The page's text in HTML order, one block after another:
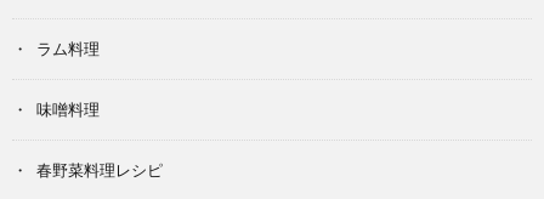
ラム料理
味噌料理
春野菜料理レシピ